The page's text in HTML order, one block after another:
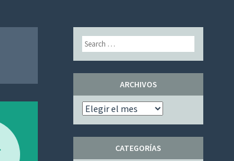
Search
ARCHIVOS
Archivos
CATEGORÍAS